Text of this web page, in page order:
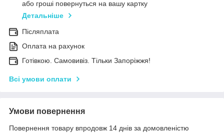
або гроші повернуться на вашу картку
Детальніше
Післяплата
Оплата на рахунок
Готівкою. Самовивіз. Тільки Запоріжжя!
Всі умови оплати
Умови повернення
Повернення товару впродовж 14 днів за домовленістю